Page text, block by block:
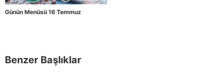
Günün Menüsü 16 Temmuz
Benzer Başlıklar